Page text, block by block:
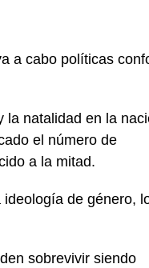
a cabo políticas
la natalidad en la
el número de
a la mitad.
de género,
sobrevivir siendo